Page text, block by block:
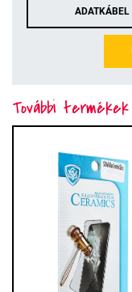
ADATKÁBEL
További termékek